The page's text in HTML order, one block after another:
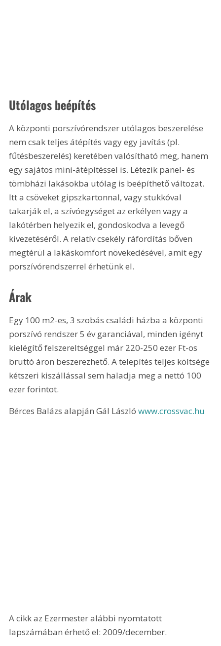
Utólagos beépítés
A központi porszívórendszer utólagos beszerelése
nem csak teljes átépítés vagy egy javítás (pl.
fűtésbeszerelés) keretében valósítható meg, hanem
egy sajátos mini-átépítéssel is. Létezik panel- és
tömbházi lakásokba utólag is beépíthető változat.
Itt a csöveket gipszkartonnal, vagy stukkóval
takarják el, a szívóegységet az erkélyen vagy a
lakótérben helyezik el, gondoskodva a levegő
kivezetéséről. A relatív csekély ráfordítás bőven
megtérül a lakáskomfort növekedésével, amit egy
porszívórendszerrel érhetünk el.
Árak
Egy 100 m2-es, 3 szobás családi házba a központi
porszívó rendszer 5 év garanciával, minden igényt
kielégítő felszereltséggel már 220-250 ezer Ft-os
bruttó áron beszerezhető. A telepítés teljes költsége
kétszeri kiszállással sem haladja meg a nettó 100
ezer forintot.
Bérces Balázs alapján Gál László www.crossvac.hu
A cikk az Ezermester alábbi nyomtatott
lapszámában érhető el: 2009/december.